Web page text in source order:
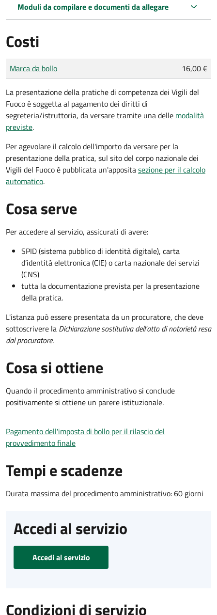
Moduli da compilare e documenti da allegare
Costi
Tipo di pagamento
Importo
Marca da bollo 16,00 €
La presentazione della pratiche di competenza dei Vigili del
Fuoco è soggetta al pagamento dei diritti di
segreteria/istruttoria, da versare tramite una delle modalità
previste.
Per agevolare il calcolo dell'importo da versare per la
presentazione della pratica, sul sito del corpo nazionale dei
Vigili del Fuoco è pubblicata un'appositasezione per il calcolo
automatico.
Cosa serve
Per accedere al servizio, assicurati di avere:
SPID (sistema pubblico di identità digitale), carta
d’identità elettronica (CIE) o carta nazionale dei servizi
(CNS)
tutta la documentazione prevista per la presentazione
della pratica.
L'istanza può essere presentata da un procuratore, che deve
sottoscrivere la Dichiarazione sostitutiva dell'atto di notorietà resa
dal procuratore.
Cosa si ottiene
Quando il procedimento amministrativo si conclude
positivamente si ottiene un parere istituzionale.
Pagamento dell'imposta di bollo per il rilascio del
provvedimento finale
Tempi e scadenze
Durata massima del procedimento amministrativo: 60 giorni
Accedi al servizio
Accedi al servizio
Condizioni di servizio